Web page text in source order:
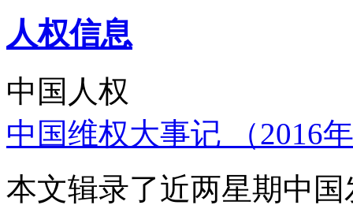
人权信息
中国人权
中国维权大事记 （2016
本文辑录了近两星期中